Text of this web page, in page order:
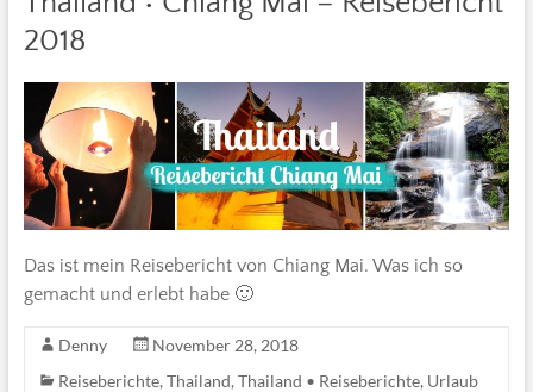
2018
Das ist mein Reisebericht von Chiang Mai. Was ich so
gemacht und erlebt habe 🙂
Denny
November 28, 2018
Reiseberichte, Thailand, Thailand • Reiseberichte, Urlaub